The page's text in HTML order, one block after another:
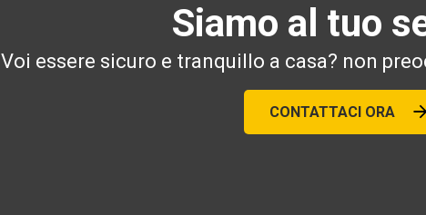
Siamo al tuo
Voi essere sicuro e tranquillo a casa? non
CONTATTACI ORA